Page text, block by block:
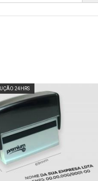
24HRS